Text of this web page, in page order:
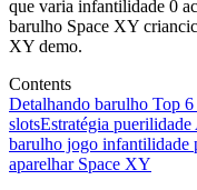
que varia infantilidade 0
barulho Space XY
XY demo.
Contents
Detalhando barulho Top
slotsEstratégia
barulho jogo infantilidade
aparelhar Space XY